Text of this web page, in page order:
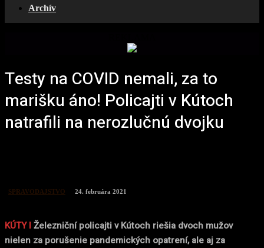
Archív
Testy na COVID nemali, za to
marišku áno! Policajti v Kútoch
natrafili na nerozlučnú dvojku
SPRAVODAJSTVO 24. februára 2021
KÚTY IŽelezniční policajti v Kútoch riešia dvoch mužov
nielen za porušenie pandemických opatrení, ale aj za